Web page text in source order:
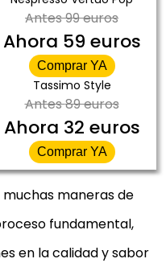
Antes99 euros
Ahora 59 euros
Comprar YA
Tassimo Style
Antes89 euros
Ahora 32 euros
Comprar YA
maneras de
fundamental,
en la calidad y sabor